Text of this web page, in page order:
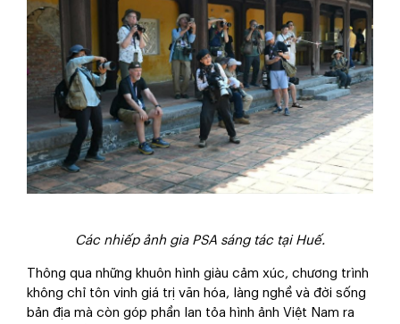
Các nhiếp ảnh gia PSA sáng tác tại Huế.
Thông qua những khuôn hình giàu cảm xúc, chương trình
không chỉ tôn vinh giá trị văn hóa, làng nghề và đời sống
bản địa mà còn góp phần lan tỏa hình ảnh Việt Nam ra